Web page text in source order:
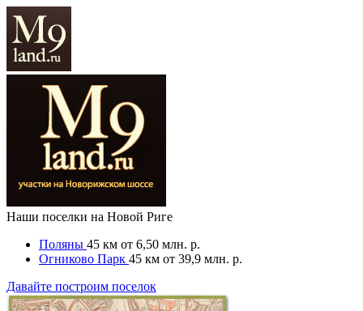
Наши поселки на Новой Риге
Поляны 45 км от 6,50 млн. р.
Огниково Парк 45 км от 39,9 млн. р.
Давайте построим поселок